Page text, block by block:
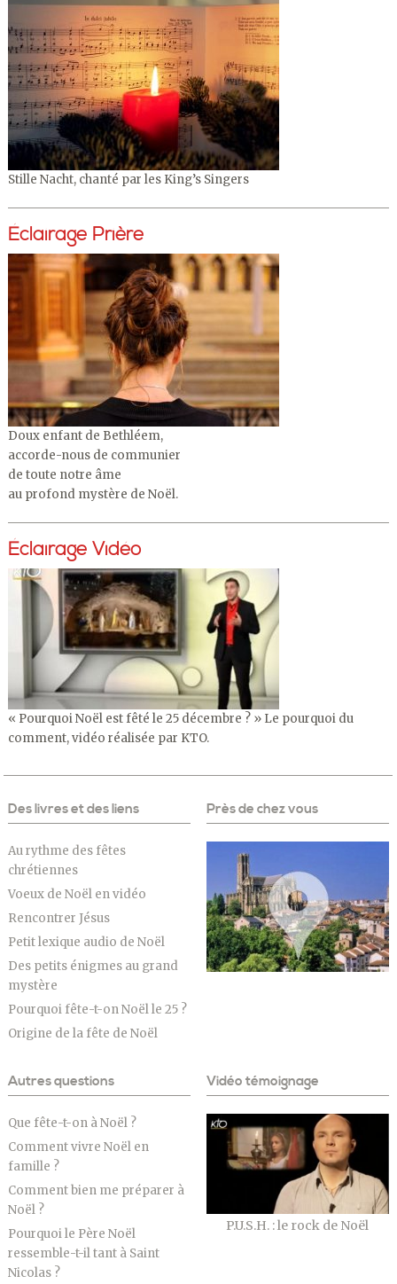
Stille Nacht, chanté par les King’s Singers
Éclairage Prière
Doux enfant de Bethléem,
accorde-nous de communier
de toute notre âme
au profond mystère de Noël.
Éclairage Vidéo
« Pourquoi Noël est fêté le 25 décembre ? » Le pourquoi du
comment, vidéo réalisée par KTO.
Des livres et des liens
Au rythme des fêtes
chrétiennes
Voeux de Noël en vidéo
Rencontrer Jésus
Petit lexique audio de Noël
Des petits énigmes au grand
mystère
Pourquoi fête-t-on Noël le 25 ?
Origine de la fête de Noël
Près de chez vous
Autres questions
Que fête-t-on à Noël ?
Comment vivre Noël en
famille ?
Comment bien me préparer à
Noël ?
Pourquoi le Père Noël
ressemble-t-il tant à Saint
Nicolas ?
Vidéo témoignage
P.U.S.H. : le rock de Noël